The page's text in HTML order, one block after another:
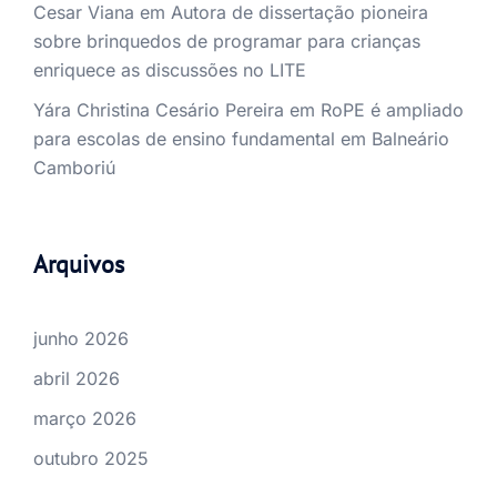
Cesar Viana em Autora de dissertação pioneira
sobre brinquedos de programar para crianças
enriquece as discussões no LITE
Yára Christina Cesário Pereira em RoPE é ampliado
para escolas de ensino fundamental em Balneário
Camboriú
Arquivos
junho 2026
abril 2026
março 2026
outubro 2025